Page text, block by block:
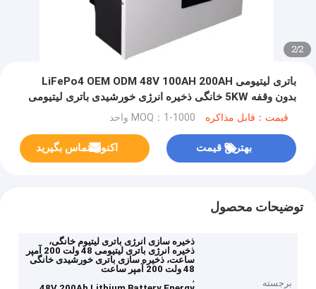
2
/
2
باتری لیتیومی LiFePo4 OEM ODM 48V 100AH ​​200AH
بدون وقفه 5KW خانگی ذخیره انرژی خورشیدی باتری لیتیومی
قیمت：قابل مذاکره MOQ：1-1000 واحد
بهترین قیمت اکنون تماس بگیرید
توضیحات محصول
برجسته
ذخیره سازی انرژی باتری لیتیوم خانگی،
ذخیره انرژی باتری لیتیومی 48 ولت 200 آمپر
ساعت، ذخیره سازی باتری خورشیدی خانگی
48 ولت 200 آمپر ساعت
,